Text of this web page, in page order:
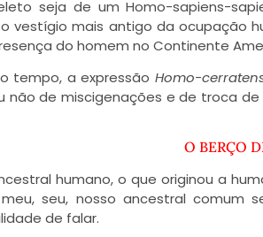
seja de um Homo-sapiens-
vestígio mais antigo da ocupação
do homem no Continente
tempo, a expressão Homo-
não de miscigenações e de troca
O BERÇO
humano, o que originou a
seu, nosso ancestral comum
de falar.